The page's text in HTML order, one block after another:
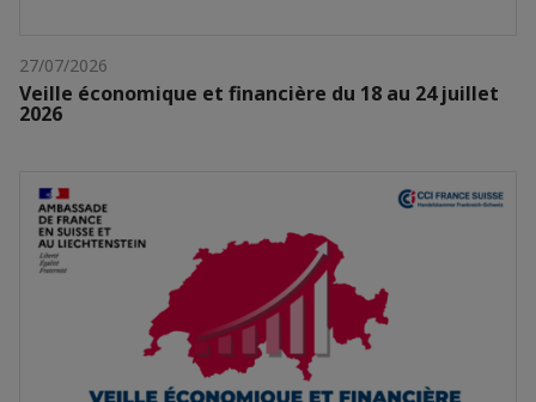
27/07/2026
Veille économique et financière du 18 au 24 juillet
2026